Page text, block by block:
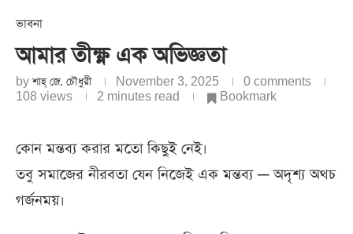
ভাবনা
আমার তীক্ষ্ণ এক অভিজ্ঞতা
byশাহ্‌ জে. চৌধুরী November 3, 2025
0 comments
108 views 2 minutes read Bookmark
কোন মন্তব্য করার মতো কিছুই নেই।
তবু সমাজের নীরবতা যেন নিজেই এক মন্তব্য — অদৃশ্য অথচ
গর্জনময়।